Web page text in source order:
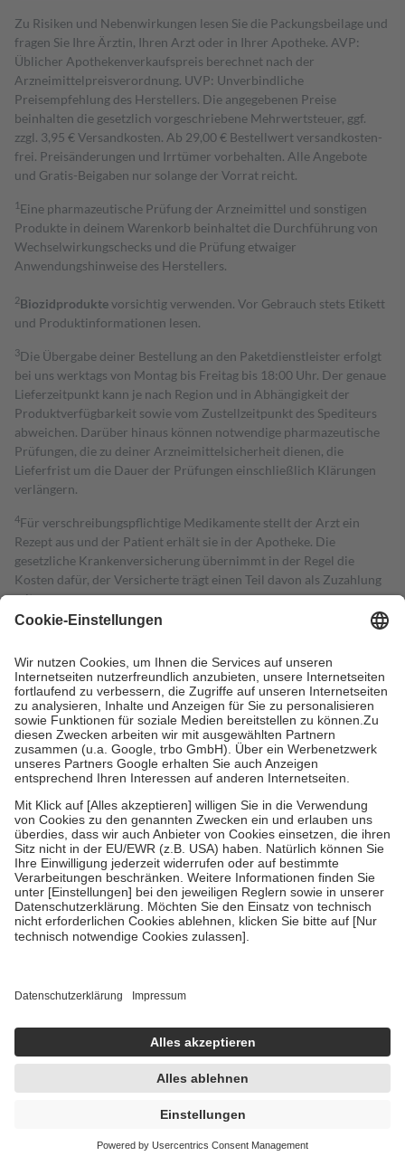
Zu Risiken und Nebenwirkungen lesen Sie die Packungsbeilage und
fragen Sie Ihre Ärztin, Ihren Arzt oder in Ihrer Apotheke. AVP:
Üblicher Apothekenverkaufspreis berechnet nach der
Arzneimittelpreisverordnung. UVP: Unverbindliche
Preisempfehlung des Herstellers. Die angegebenen Preise
beinhalten die gesetzlich vorgeschriebene Mehrwertsteuer, ggf.
zzgl. 3,95 € Versandkosten. Ab 29,00 € Bestell­wert versand­kosten­
frei. Preisänderungen und Irrtümer vorbehalten. Alle Angebote
und Gratis-Beigaben nur solange der Vorrat reicht.
1 Eine pharmazeutische Prüfung der Arzneimittel und sonstigen
Produkte in deinem Warenkorb beinhaltet die Durchführung von
Wechselwirkungschecks und die Prüfung etwaiger
Anwendungshinweise des Herstellers.
2Biozidproduktevorsichtig verwenden. Vor Gebrauch stets Etikett
und Produktinformationen lesen.
3Die Übergabe deiner Bestellung an den Paketdienstleister erfolgt
bei uns werktags von Montag bis Freitag bis 18:00 Uhr. Der genaue
Lieferzeitpunkt kann je nach Region und in Abhängigkeit der
Produktverfügbarkeit sowie vom Zustellzeitpunkt des Spediteurs
abweichen. Darüber hinaus können notwendige pharmazeutische
Prüfungen, die zu deiner Arzneimittelsicherheit dienen, die
Lieferfrist um die Dauer der Prüfungen einschließlich Klärungen
verlängern.
4Für verschreibungspflichtige Medikamente stellt der Arzt ein
Rezept aus und der Patient erhält sie in der Apotheke. Die
gesetzliche Krankenversicherung übernimmt in der Regel die
Kosten dafür, der Versicherte trägt einen Teil davon als Zuzahlung
mit.
Grundsätzlich leisten Mitglieder Zuzahlungen in Höhe von zehn
höchstens zehn Euro.
Es sind jedoch nie mehr als die tatsächlichen
Kosten der Leistung zu entrichten.
Diese Regeln gelten grundsätzlich auch für Online-Apotheken.
Bei Heilmitteln und häuslicher Krankenpflege beträgt die
Zuzahlung zehn Prozent der Kosten sowie zehn Euro je
Verordnung.
Um das Engagement der Versicherten für ihre eigene Gesundheit zu
stärken und die besondere Stellung der Familie zu unterstützen,
fallenkeine Zuzahlungenan bei:
• Kindern und Jugendlichen bis zum vollendeten 18. Lebensjahr
mit Ausnahme der Fahrkosten
• Untersuchungen zur Vorsorge und Früherkennung, die von der
GKV getragen werden
• empfohlenen Schutzimpfungen
• Harn- und Blutteststreifen
getroffen, um sicherzustellen, dass es sich um echte Bewertungen
https://help.etrusted.com/hc/de/articles/4419944605341
Einige Bilder und Inhalte wurden unter Zuhilfenahme künstlicher